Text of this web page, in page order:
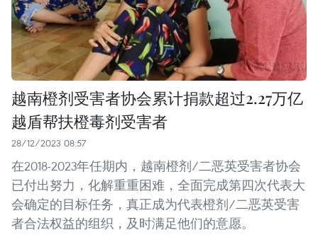
越南橙剂受害者协会累计捐款超过2.27万亿
越盾帮扶橙毒剂受害者
28/12/2023 08:57
在2018-2023年任期内，越南橙剂/二恶英受害者协会
已付出努力，化解重重困难，全面完成第四次代表大
会确定的目标任务，真正成为代表橙剂/二恶英受害
者合法权益的组织，及时满足他们的意愿。